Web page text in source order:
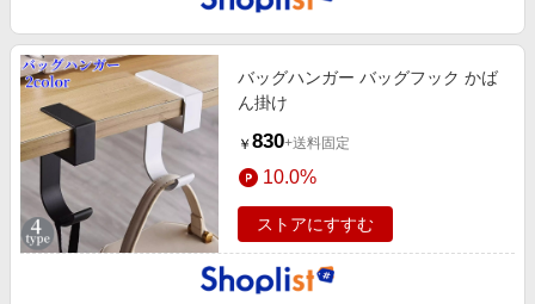
バッグハンガー バッグフック かば
ん掛け
￥ 830+送料固定
10.0%
ストアにすすむ